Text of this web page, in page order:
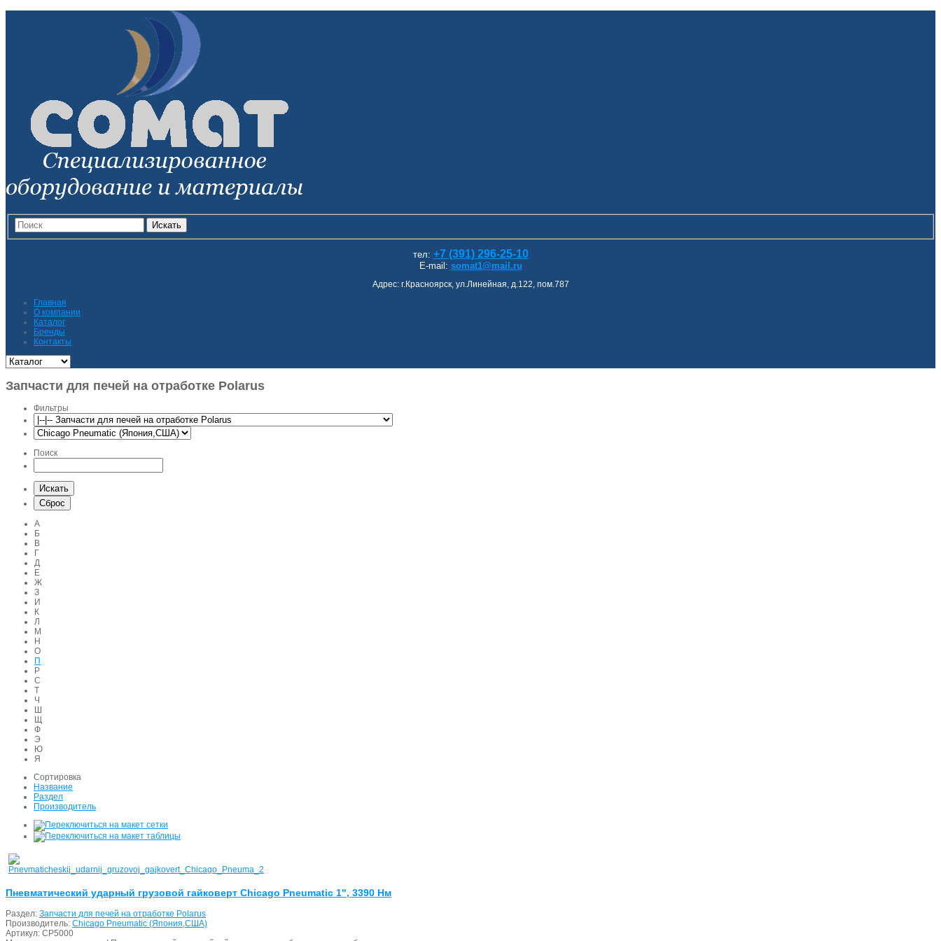
Искать
тел: +7 (391) 296-25-10
E-mail: somat1@mail.ru
Адрес: г.Красноярск, ул.Линейная, д.122, пом.787
Главная
О компании
Каталог
Бренды
Контакты
Запчасти для печей на отработке Polarus
Фильтры
Поиск
А
Б
В
Г
Д
Е
Ж
З
И
К
Л
М
Н
О
П
Р
С
Т
Ч
Ш
Щ
Ф
Э
Ю
Я
Сортировка
Название
Раздел
Производитель
Пневматический ударный грузовой гайковерт Chicago Pneumatic 1", 3390 Нм
Раздел: Запчасти для печей на отработке Polarus
Производитель: Chicago Pneumatic (Япония,США)
Артикул: CP5000